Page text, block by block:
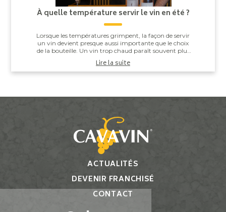
À quelle température servir le vin en été ?
Lorsque les températures grimpent, la façon de servir
un vin devient presque aussi importante que le choix
de la bouteille. Un vin trop chaud paraît souvent plus
alcooleux, tandis qu’un vin trop ...
Lire la suite
ACTUALITÉS
DEVENIR FRANCHISÉ
CONTACT